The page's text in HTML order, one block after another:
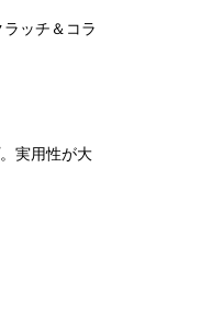
ッチ＆コラ
実用性が大